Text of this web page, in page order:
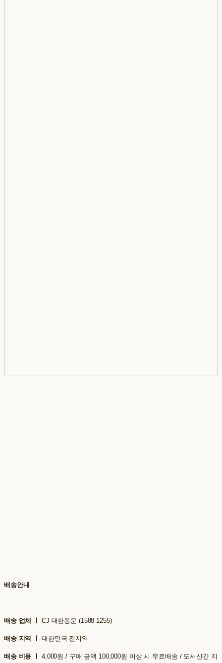
배송안내
배송 업체 ㅣ CJ 대한통운 (1588-1255)
배송 지역 ㅣ 대한민국 전지역
배송 비용 ㅣ 4,000원 / 구매 금액 100,000원 이상 시 무료배송 / 도서산간 지